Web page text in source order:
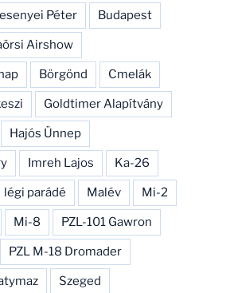
Péter Budapest
Airshow
Börgönd Cmelák
Goldtimer Alapítvány
Hajós Ünnep
Imreh Lajos Ka-26
légi parádé Malév Mi-2
Mi-8 PZL-101 Gawron
PZL M-18 Dromader
Szeged